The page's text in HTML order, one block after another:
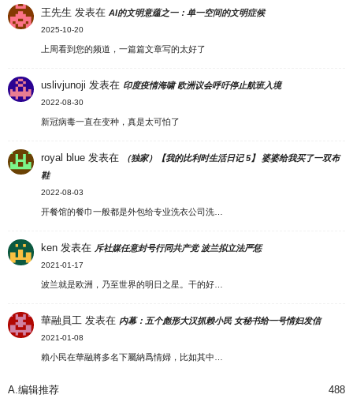
王先生 发表在AI的文明意蕴之一：单一空间的文明症候
2025-10-20
上周看到您的频道，一篇篇文章写的太好了
uslivjunoji 发表在 印度疫情海啸 欧洲议会呼吁停止航班入境
2022-08-30
新冠病毒一直在变种，真是太可怕了
royal blue 发表在
（独家）【我的比利时生活日记 5】 婆婆给我买了一双布
鞋
2022-08-03
开餐馆的餐巾一般都是外包给专业洗衣公司洗…
ken 发表在 斥社媒任意封号行同共产党 波兰拟立法严惩
2021-01-17
波兰就是欧洲，乃至世界的明日之星。干的好…
華融員工 发表在 内幕：五个彪形大汉抓赖小民 女秘书给一号情妇发信
2021-01-08
賴小民在華融將多名下屬納爲情婦，比如其中…
A.编辑推荐 488